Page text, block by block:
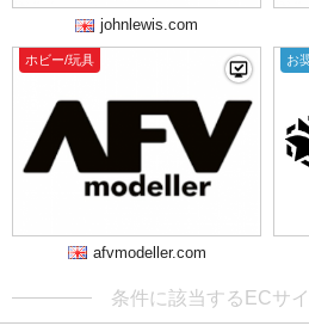
johnlewis.com
ホビー/玩具
afvmodeller.com
お
条件に該当するECサ